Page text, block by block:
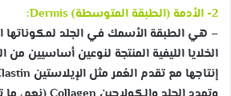
2- الأدمة (الطبقة المتوسطة) Dermis:
– هي الطبقة الأسمك في الجلد لمكوناتها
الخلايا الليفية المنتجة لنوعين أساسيين من